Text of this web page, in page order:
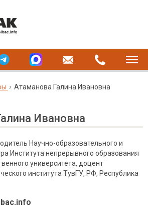
Атаманова Галина Ивановна
Ивановна
Научно-образовательного и
Института непрерывного образования
университета, доцент
института ТувГУ, РФ, Республика